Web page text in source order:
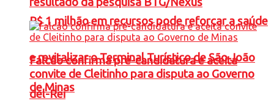
R$ 1 milhão em recursos pode reforçar a saúde
e revitalizar o Terminal Turístico de São João
del-Rei
Falcão confirma pré-candidatura e aceita
convite de Cleitinho para disputa ao Governo
de Minas